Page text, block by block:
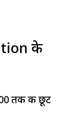
के
तक की छूट